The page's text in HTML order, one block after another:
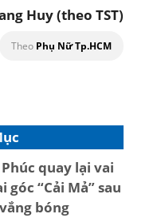
Huy (theo TST)
Theo Phụ Nữ Tp.HCM
quay lại vai
góc “Cải Mả” sau
bóng